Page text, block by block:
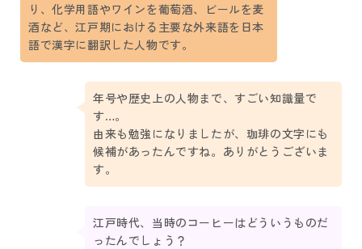
り、化学用語やワインを葡萄酒、ビールを麦
酒など、江戸期における主要な外来語を日本
語で漢字に翻訳した人物です。
年号や歴史上の人物まで、すごい知識量で
す…。
由来も勉強になりましたが、珈琲の文字にも
候補があったんですね。ありがとうございま
す。
江戸時代、当時のコーヒーはどういうものだ
ったんでしょう？